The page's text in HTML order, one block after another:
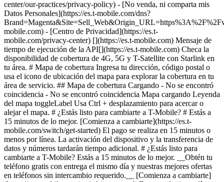
center/our-practices/privacy-policy) - [No venda, ni comparta mis
Datos Personales](https://es.t-mobile.com/dns?
mobile.com) - [Centro de Privacidad](https://es.t-
mobile.com/privacy-center) [](https://es.t-mobile.com) Mensaje de
tiempo de ejecución de la API[](https://es.t-mobile.com) Checa la
disponibilidad de cobertura de 4G, 5G y T-Satellite con Starlink en
tu área. # Mapa de cobertura Ingresa tu dirección, código postal o
usa el icono de ubicación del mapa para explorar la cobertura en tu
área de servicio. ## Mapa de cobertura Cargando - No se encontró
coincidencia - No se encontró coincidencia Mapa cargando Leyenda del mapa toggleLabel Usa Ctrl + desplazamiento para acercar o alejar el mapa. # ¿Estás listo para cambiarte a T-Mobile? # Estás a 15 minutos de lo mejor. [Comienza a cambiarte](https://es.t-mobile.com/switch/get-started) El pago se realiza en 15 minutos o menos por línea. La activación del dispositivo y la transferencia de datos y números tardarán tiempo adicional. # ¿Estás listo para cambiarte a T-Mobile? Estás a 15 minutos de lo mejor. __Obtén tu teléfono gratis con entrega el mismo día y nuestras mejores ofertas en teléfonos sin intercambio requerido.__ [Comienza a cambiarte](https://es.t-mobile.com/switch/get-started) Entrega el mismo día disponible para la mayoría de los clientes; comprueba si es una opción al pagar. Ver términos completos Estás a 15 minutos de lo mejor. El pago se realiza en 15 minutos o menos por línea. La activación del dispositivo y la transferencia de datos y números tardarán más tiempo __Entrega gratis el mismo día: para nuevas cuentas elegibles. Comprueba si la entrega el mismo día es una opción durante el proceso de pago. Más impuestos. La entrega en el mismo día no está disponible en todas las áreas y puede no estar disponible debido a los horarios límite para realizar pedidos. El clima, el tráfico, la disponibilidad y seguridad de los conductores y otras circunstancias incontrolables pueden afectar al plazo de entrega.__ ## Atrévete a dar el próximo paso. ### Explora nuestros planes ilimitados. Obtén datos, llamadas y mensajes de texto ilimitados, además de otros beneficios que te encantarán. [Conoce los planes](https://es.t-mobile.com/cell-phone-plans) En caso de congestión, los usuarios que más datos usen (más de 50 GB/mes para la mayoría de los planes) y los clientes que elijan planes con menor prioridad pueden notar velocidades más lentas que otros clientes; consultar el plan para más detalles. ## Explora nuestros planes ilimitados. ### Descubre los dispositivos más nuevos. Ahorra con excelentes ofertas en teléfonos 5G y más. [Compra teléfonos](https://es.t-mobile.com/cell-phones) 5G: requiere dispositivo compatible; cobertura no disponible en ciertas áreas. Algunos usos podrían requerir un determinado plan o función; consulta los detalles del plan. Ver términos completos ## Descubre los dispositivos más nuevos. ## Ahorra con excelentes ofertas en teléfonos 5G y más. Si bien el acceso a la red 5G no requerirá un plan o función determinados, estos podrían ser necesarios con algunos usos o servicios. Consulta los [detalles de la cobertura](https://es.t-mobile.com/coverage/coverage-map), los [Términos y Condiciones](https://es.t-mobile.com/responsibility/legal/terms-and-conditions) y la información sobre [Internet abierta](https://es.t-mobile.com/responsibility/consumer-info/policies/internet-service) para conocer detalles del control de la red (como por ejemplo optimización de videos). AQUÍ ES MEJOR ### Mejor Red del País. La verdad salió a la luz: T-Mobile tiene la red 5G más grande, rápida y avanzada. Más torres, más ancho de banda y mayor alcance. __Ahora, premiada como la Mejor Red Móvil de EE. UU por Ookla® Speedtest®.__ [Conoce nuestra red](https://es.t-mobile.com/coverage/network) Según análisis realizado por Ookla® de datos Speedtest Intelligence® para el semestre 2 de 2025. Ver términos completos ## Mejor Red del País. __Mjeor:__ según análisis realizado por Ookla® de datos Speedtest Intelligence® para el semestre 2 de 2025. Las marcas comerciales de Ookla se usan bajo licencia y se reproducen con permiso. __La más rápida:__ según análisis realizado por Ookla® de datos Speedtest Intelligence® de resultados nacionales de Speed Score que incluyen velocidades de descarga y carga 5G para el semestre 2 de 2024. Las marcas comerciales de Ookla se usan bajo licencia y se reproducen con permiso. ### ¿Traes tu propio teléfono? Es una opción fácil y asequible para unirte. Primero, verifiquemos que tu teléfono pueda proporcionarte una excelente experiencia en nuestra red. [Verifica la compatibilidad](https://es.t-mobile.com/commerce/bring-your-own-phone?icid=MGPO_TMO_U_HOWSWTTMO_428E39FF4C37629145044) ## ¿Traes tu propio teléfono? ## ¿Estás buscando Internet residencial de T-Mobile en tu zona? Seguimos ampliando nuestra cobertura todos los días. Descubre si nuestro servicio de Internet 5G residencial está disponible en tu dirección. Dirección Debes elegir la dirección del menú desplegable Elige una dirección de la lista N.° de unidad Verifica disponibilidad Verifica disponibilidad Conoce los planes Conoce los planes Dirección Debes elegir la dirección del menú desplegable Elige una dirección de la lista N.° de unidad Verifica disponibilidad Verifica disponibilidad Verifica disponibilidad Conoce los planes Conoce los planes No disponible en todas las áreas. ![Imágenes de FPO.](https://es.t-mobile.com/sdscene7/is/image/Tmusprod/blank-16x9-2:4x3?ts=1782923033248&fmt=png-alpha&qlt=85%2C0&resMode=sharp2&op_usm=1.75%2C0.3%2C2%2C0&dpr=off) MIEMBROS DE T-MOBILE ## Beneficios exclusivos imbatibles para miembros. [Beneficios exclusivos imbatibles para miembros.](https://es.t-mobile.com) Beneficios exclusivos imbatibles para miembros. Ser miembro de T-Mobile es mejor. Mejores experiencias. Mejor cobertura. Y beneficios mucho mejores. Porque, a decir verdad... aquí es mejor. [Echa un vistazo a tus beneficios](https://es.t-mobile.com/membership) Se requiere plan elegible. ## Beneficios exclusivos imbatibles para miembros. ![Grupo de personas posando para una selfie.](https://es.t-mobile.com/sdscene7/is/image/Tmusprod/fg-traveling-friends-selfie?ts=1782923033335&dpr=off) VIAJA CON MÁS ## Viaja con T-Mobile. [Viaja con T-Mobile.](https://es.t-mobile.com) Viaja con T-Mobile. Ya sea dentro del país o por todo el mundo, tu teléfono siempre funciona. Sin configuraciones. Sin cargos por roaming de datos. Sin cargos ocultos. [Conoce los beneficios para viajes](https://es.t-mobile.com/benefits/travel) Con planes elegibles. Se requiere dispositivo compatible. No disponible para uso internacional extendido. La cobertura no está disponible en algunas áreas. Ver detalles del plan. Ver términos completos ## Viaja con T-Mobile. Se requiere plan elegible y dispositivo compatible. No previsto para el uso internacional; se debe residir en EE. UU. y el uso principal debe ser en nuestra red antes del uso internacional. Debe registrarse el dispositivo en nuestra red antes de usarlo en el extranjero. El servicio puede ser cancelado o restringido por uso excesivo de roaming. La cobertura no está disponible en algunas áreas; no somos responsables por el desempeño de las redes de nuestros socios. PRUEBA DE T-MOBILE ## Prueba la Mejor Red del País GRATIS por 30 días. [Prueba la Mejor Red del País GRATIS por 30 días.](https://es.t-mobile.com) Prueba la Mejor Red del País GRATIS por 30 días. ¿Te preguntas por qué somos la Mejor Red Móvil del país? Ahora es el momento de probar T-Mobile sin compromiso durante 30 días, sin necesidad de tarjeta de crédito. Conserva tu teléfono y tu número actuales, disfruta de llamadas y mensajes ilimitados, datos premium y fantásticos beneficios para miembros. [Comienza en la app T-Life](https://es.t-mobile.com/apps) [Conoce más](https://es.t-mobile.com/offers/free-trial) Requiere usuario de red que no sea de T-Mobile elegible y dispositivo desbloqueado compatible. 1/usuario. La mejor red móvil del país, según Ookla® Speedtest®. Detalles sobre dispositivos 5G, cobertura y pruebas en es.T-Mobile.com. Es necesario activar el streaming UHD hasta 4K en dispositivo compatible, de lo contrario el streaming de video será en calidad SD. Ver términos completos ![Dos personas hablando por sus teléfonos .](https://es.t-mobile.com/sdscene7/is/image/Tmusprod/blank-16x9-2:4x3?fmt=png&fmt=png-alpha) ## Prueba la Mejor Red del País GRATIS por 30 días. Por tiempo limitado; sujeta a cambio. Requiere dispositivo 5G para acceder a la red 5G. Datos disponibles por 30 días. Se requiere servicio activo que no sea provisto por T-Mobile; también se aplican los términos de tu proveedor. Es posible que tengas que actualizar tu dispositivo cuando te cambies para obtener una cobertura completa. La cobertura no está disponible en algunas áreas. Es necesario activar el streaming UHD hasta 4K en dispositivo compatible, de lo contrario el streaming de video será en calidad SD. Hasta 250 GB de datos de alta velocidad para hotspot móvil y luego, ilimitados en nuestra red a velocidades 3G. La mejor red móvil según análisis realizado por Ookla a partir de datos de Speedtest Intelligence® del semestre 2 de 2025. Las marcas comerciales de Ookla se usan bajo licencia y se reproducen con permiso. Encuentra detalles sobre acceso, cobertura y dispositivos 5G en [es.T-Mobile.com](https://es.t-mobile.com/). Consulta las políticas de gestión de red y los términos y condiciones (incluida la cláusula de arbitraje) en [es.T-Mobile.com](https://es.t-mobile.com/) para obtener más detalles. ## Más información sobre la cobertura - ### ¿Tengo una torre 5G cerca? [Consulta tu mapa de cobertura 4G LTE y 5G más arriba](https://es.t-mobile.com#coverage). Si tu área muestra cobertura 5G, es probable que haya una torre celular que brinde servicio a tu área. - ### ¿Qué es la cobertura 5G? ¿Cuál es la diferencia entre 4G LTE y 5G? 5G es la quinta generación de tecnología de redes inalámbricas, diseñada para satisfacer la creciente demanda de datos de la actualidad y expandir el alcance de la tecnología móvil más allá de las capacidades de LTE. Con 5G se pueden transmitir grandes cantidades de datos con mucha más eficiencia que con 4G LTE; esto significa velocidades más rápidas, menos demoras y la capacidad de contar con muchas más conexiones sin buffering. A lo largo del tiempo, estas mejoras generarán asombrosas innovaciones y transformarán la forma en que vivimos, trabajamos y jugamos. [Más información sobre 5G](https://es.t-m